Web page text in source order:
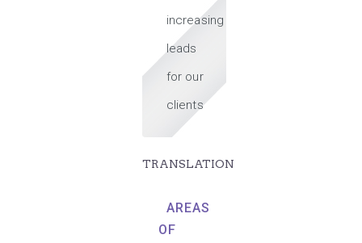
increasing
leads
for our
clients
TRANSLATION
AREAS
OF